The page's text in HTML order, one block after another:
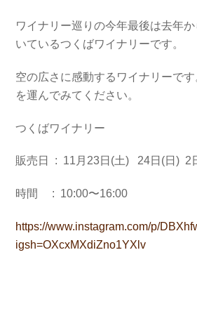
ワイナリー巡りの今年最後は去年
いているつくばワイナリーです。
空の広さに感動するワイナリーで
を運んでみてください。
つくばワイナリー
販売日 : 11月23日(土) 24日(日) 2
時間 : 10:00〜16:00
https://www.instagram.com/p/
igsh=OXcxMXdiZno1YXlv